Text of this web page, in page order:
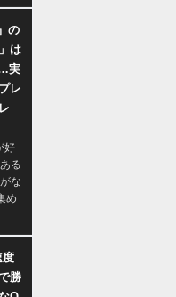
の
は
実
レ
好
る
な
め
度
勝